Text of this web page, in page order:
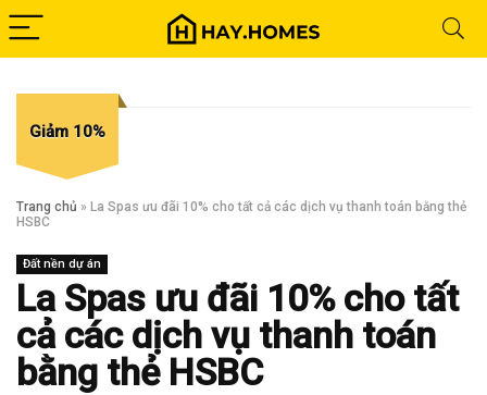
Giảm 10%
Trang chủ » La Spas ưu đãi 10% cho tất cả các dịch vụ thanh toán bằng thẻ
HSBC
Đất nền dự án
La Spas ưu đãi 10% cho tất
cả các dịch vụ thanh toán
bằng thẻ HSBC